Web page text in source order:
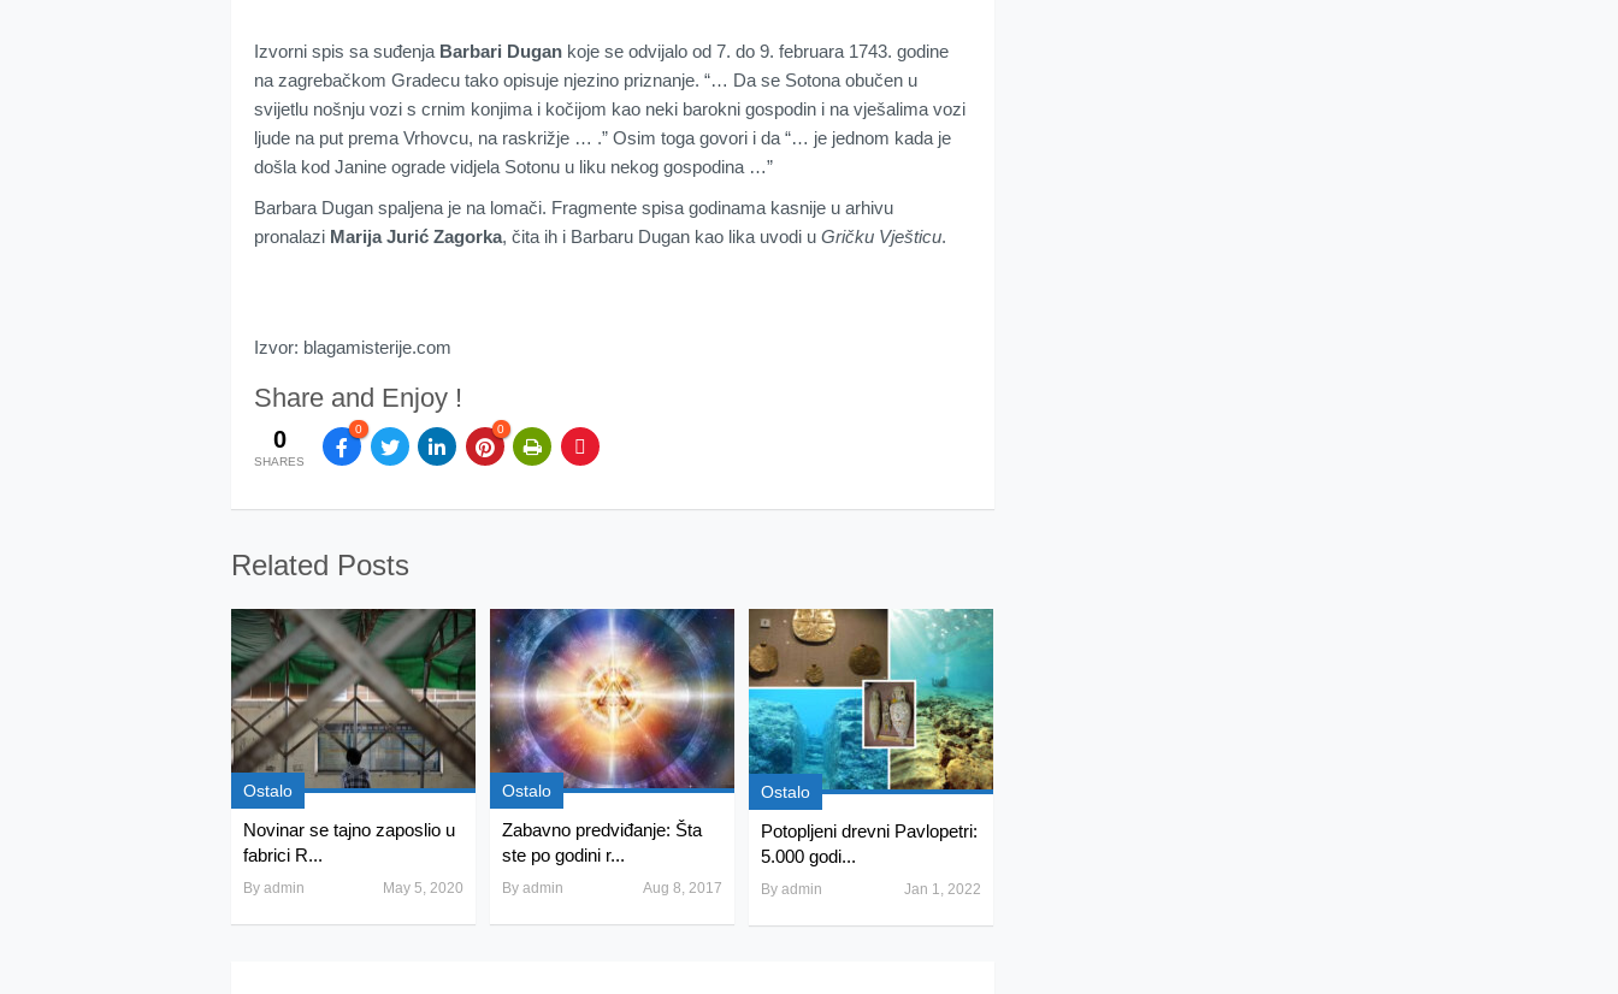
Izvorni spis sa suđenja Barbari Dugan koje se odvijalo od 7. do 9. februara 1743. godine
na zagrebačkom Gradecu tako opisuje njezino priznanje. “… Da se Sotona obučen u
svijetlu nošnju vozi s crnim konjima i kočijom kao neki barokni gospodin i na vješalima vozi
ljude na put prema Vrhovcu, na raskrižje … .” Osim toga govori i da “… je jednom kada je
došla kod Janine ograde vidjela Sotonu u liku nekog gospodina …”
Barbara Dugan spaljena je na lomači. Fragmente spisa godinama kasnije u arhivu
pronalazi Marija Jurić Zagorka, čita ih i Barbaru Dugan kao lika uvodi u Gričku Vješticu.
Izvor: blagamisterije.com
Share and Enjoy !
0
SHARES
0 0
Related Posts
Ostalo
Novinar se tajno zaposlio u
fabrici R...
By admin May 5, 2020
Ostalo
Zabavno predviđanje: Šta
ste po godini r...
By admin Aug 8, 2017
Ostalo
Potopljeni drevni Pavlopetri:
5.000 godi...
By admin Jan 1, 2022